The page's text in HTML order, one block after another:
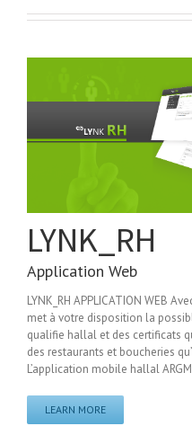
LYNK_RH
Application Web
LYNK_RH APPLICATION WEB
met à votre disposition la
qualifie hallal et des certificats
des restaurants et boucheries
L’application mobile hallal
LEARN MORE